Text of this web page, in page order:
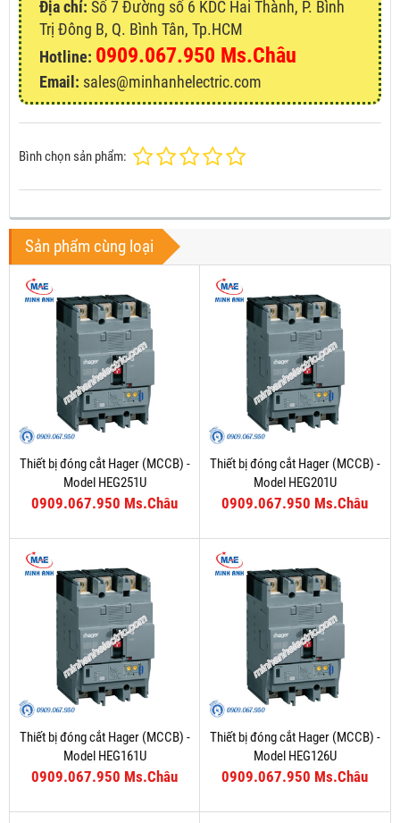
Địa chỉ: Số 7 Đường số 6 KDC Hai Thành, P. Bình
Trị Đông B, Q. Bình Tân, Tp.HCM
Hotline: 0909.067.950 Ms.Châu
Email: sales@minhanhelectric.com
Bình chọn sản phẩm:
Sản phẩm cùng loại
Thiết bị đóng cắt Hager (MCCB) -
Model HEG251U
0909.067.950 Ms.Châu
Thiết bị đóng cắt Hager (MCCB) -
Model HEG201U
0909.067.950 Ms.Châu
Thiết bị đóng cắt Hager (MCCB) -
Model HEG161U
0909.067.950 Ms.Châu
Thiết bị đóng cắt Hager (MCCB) -
Model HEG126U
0909.067.950 Ms.Châu